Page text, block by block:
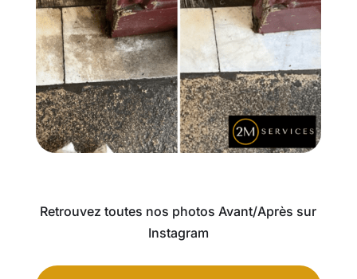
Retrouvez toutes nos photos Avant/Après sur
Instagram